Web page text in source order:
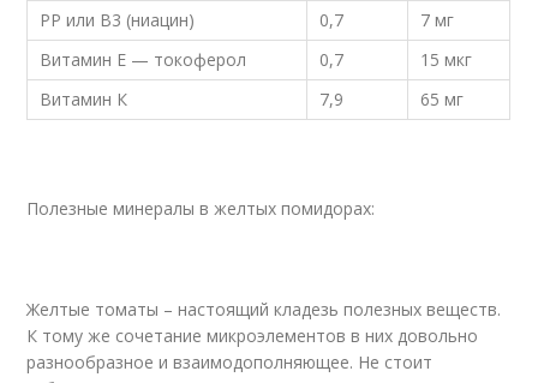
РР или В3 (ниацин)
0,7
7 мг
Витамин Е — токоферол
0,7
15 мкг
Витамин К
7,9 65 мг
Полезные минералы в желтых помидорах:
Желтые томаты – настоящий кладезь полезных веществ.
К тому же сочетание микроэлементов в них довольно
разнообразное и взаимодополняющее. Не стоит